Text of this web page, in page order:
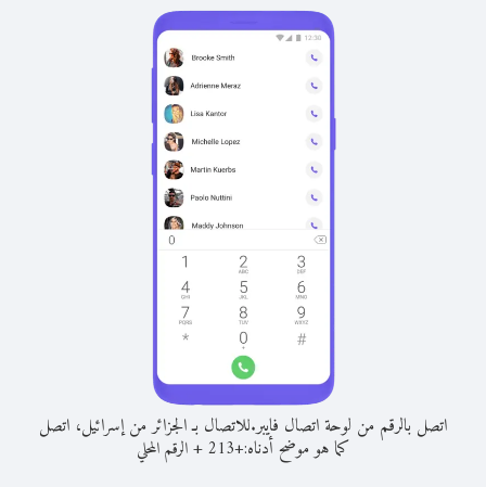
اتصل بالرقم من لوحة اتصال فايبر.للاتصال بـ الجزائر من إسرائيل، اتصل
كما هو موضح أدناه:+
213
+الرقم المحلي